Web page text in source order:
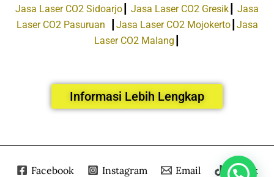
Jasa Laser CO2 Sidoarjo Jasa Laser CO2 Gresik
Jasa
Laser CO2 Pasuruan
Jasa Laser CO2 Mojokerto┃ Jasa
Laser CO2 Malang
Informasi Lebih Lengkap
Facebook Instagram Email Tiktok